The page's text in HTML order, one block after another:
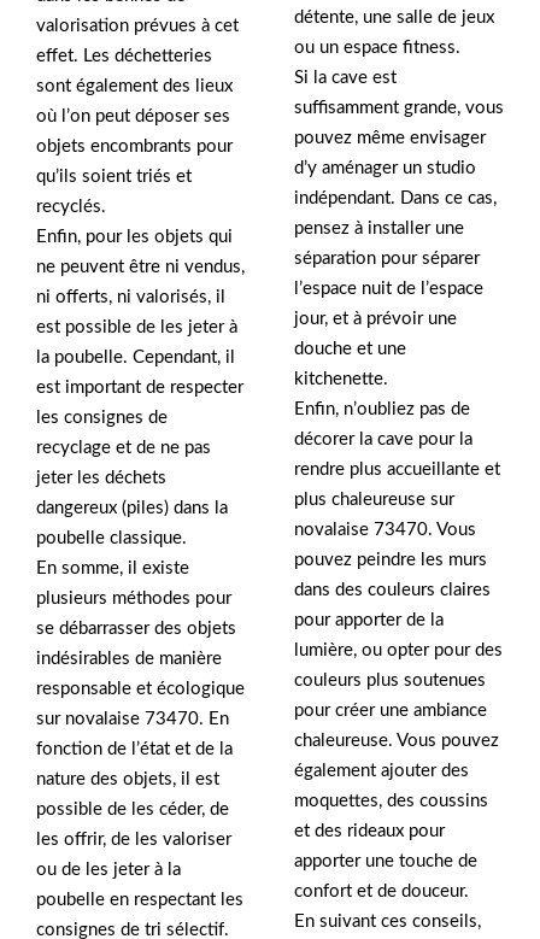
valorisation prévues à cet
effet. Les déchetteries
sont également des lieux
où l’on peut déposer ses
objets encombrants pour
qu’ils soient triés et
recyclés.
Enfin, pour les objets qui
ne peuvent être ni vendus,
ni offerts, ni valorisés, il
est possible de les jeter à
la poubelle. Cependant, il
est important de respecter
les consignes de
recyclage et de ne pas
jeter les déchets
dangereux (piles) dans la
poubelle classique.
En somme, il existe
plusieurs méthodes pour
se débarrasser des objets
indésirables de manière
responsable et écologique
sur novalaise 73470. En
fonction de l’état et de la
nature des objets, il est
possible de les céder, de
les offrir, de les valoriser
ou de les jeter à la
poubelle en respectant les
consignes de tri sélectif.
détente, une salle de jeux
ou un espace fitness.
Si la cave est
suffisamment grande, vous
pouvez même envisager
d’y aménager un studio
indépendant. Dans ce cas,
pensez à installer une
séparation pour séparer
l’espace nuit de l’espace
jour, et à prévoir une
douche et une
kitchenette.
Enfin, n’oubliez pas de
décorer la cave pour la
rendre plus accueillante et
plus chaleureuse sur
novalaise 73470. Vous
pouvez peindre les murs
dans des couleurs claires
pour apporter de la
lumière, ou opter pour des
couleurs plus soutenues
pour créer une ambiance
chaleureuse. Vous pouvez
également ajouter des
moquettes, des coussins
et des rideaux pour
apporter une touche de
confort et de douceur.
En suivant ces conseils,